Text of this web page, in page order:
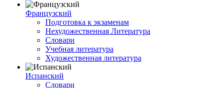
Французский
Подготовка к экзаменам
Нехудожественная Литература
Словари
Учебная литература
Художественная литература
Испанский
Словари